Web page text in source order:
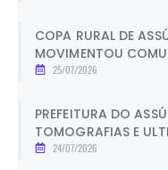
COPA RURAL DE
MOVIMENTOU
25/07/2026
PREFEITURA DO
TOMOGRAFIAS E
24/07/2026